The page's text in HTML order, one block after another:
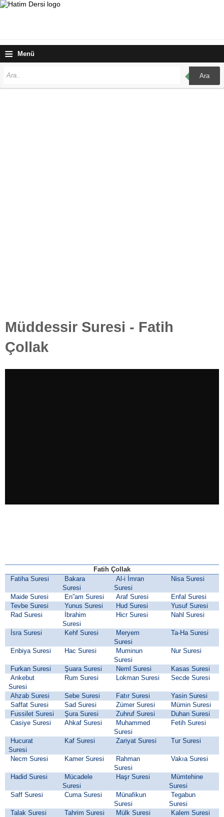
≡ Menü
Ara
Müddessir Suresi - Fatih
Çollak
Fatih Çollak
Fatiha Suresi
Bakara
Suresi
Al-i İmran
Suresi
Nisa Suresi
Maide Suresi En”am Suresi Araf Suresi
Enfal Suresi
Tevbe Suresi
Yunus Suresi Hud Suresi
Yusuf Suresi
Rad Suresi
İbrahim
Suresi
Hicr Suresi Nahl Suresi
İsra Suresi Kehf Suresi
Meryem
Suresi
Ta-Ha Suresi
Enbiya Suresi Hac Suresi
Muminun
Suresi
Nur Suresi
Furkan Suresi Şuara Suresi Neml Suresi
Kasas Suresi
Ankebut
Suresi
Rum Suresi Lokman Suresi Secde Suresi
Ahzab Suresi Sebe Suresi Fatır Suresi
Yasin Suresi
Saffat Suresi
Sad Suresi Zümer Suresi
Mümin Suresi
Fussilet Suresi
Şura Suresi Zuhruf Suresi
Duhan Suresi
Casiye Suresi
Ahkaf Suresi
Muhammed
Suresi
Fetih Suresi
Hucurat
Suresi
Kaf Suresi Zariyat Suresi Tur Suresi
Necm Suresi Kamer Suresi
Rahman
Suresi
Vakıa Suresi
Hadid Suresi
Mücadele
Suresi
Haşr Suresi
Mümtehine
Suresi
Saff Suresi
Cuma Suresi
Münafikun
Suresi
Tegabun
Suresi
Talak Suresi
Tahrim Suresi Mülk Suresi
Kalem Suresi